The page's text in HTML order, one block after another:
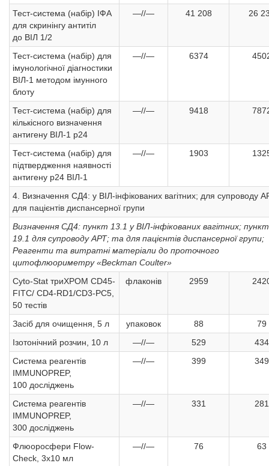
Тест-система (набір) ІФА
для скринінгу антитіл
до ВІЛ 1/2
—//— 41 208 26
Тест-система (набір) для
імунологічної діагностики
ВІЛ-1 методом імунного
блоту
—//— 6374
Тест-система (набір) для
кількісного визначення
антигену ВІЛ-1 р24
—//— 9418
Тест-система (набір) для
підтвердження наявності
антигену р24 ВІЛ-1
—//— 1903
4. Визначення СД4: у ВІЛ-інфікованих вагітних; для супроводу
для пацієнтів диспансерної групи
Визначення СД4: пункт 13.1 у ВІЛ-інфікованих вагітних; пункт
19.1 для супроводу АРТ; та для пацієнтів диспансерної групи;
Реагенти та витратні матеріали до проточного
цитофлюориметру «Beckman Coulter»
Cyto-Stat триХРОМ CD45-
FITC/ СD4-RD1/CD3-PC5,
50 тестів
флаконів 2959
Засіб для очищення, 5 л упаковок 88
79
Ізотонічний розчин, 10 л
—//— 529
434
Система реагентів
IMMUNOPREP,
100 досліджень
—//— 399 349
Система реагентів
IMMUNOPREP,
300 досліджень
—//— 331 281
Флюоросфери Flow-
Check, 3х10 мл
—//— 76 63